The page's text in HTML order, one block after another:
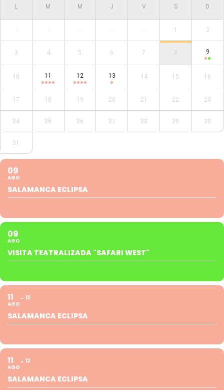
- - - - - 1 2
3 4 5 6 7 8 9
10 11 12 13 14 15 16
17 18 19 20 21 22 23
24 25 26 27 28 29 30
31
09
AGO
SALAMANCA ECLIPSA
09
AGO
VISITA TEATRALIZADA "SAFARI WEST"
11
AGO
12
SALAMANCA ECLIPSA
11
AGO
12
SALAMANCA ECLIPSA